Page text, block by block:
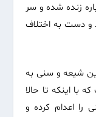
زنده شده و سر
و دست به اختلاف
شیعه و سنی به
با اینکه تا حالا
اعدام کرده و